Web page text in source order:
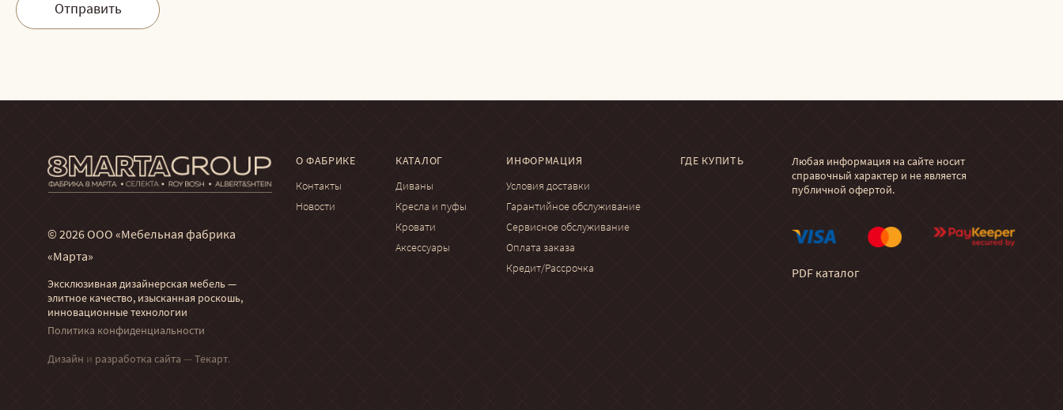
Отправить
© 2026 ООО «Мебельная фабрика
«Марта»
Эксклюзивная дизайнерская мебель —
элитное качество, изысканная роскошь,
инновационные технологии
Политика конфиденциальности
О ФАБРИКЕ
Контакты
Новости
КАТАЛОГ
Диваны
Кресла и пуфы
Кровати
Аксессуары
ИНФОРМАЦИЯ
Условия доставки
Гарантийное обслуживание
Сервисное обслуживание
Оплата заказа
Кредит/Рассрочка
ГДЕ КУПИТЬ
Любая информация на сайте носит
справочный характер и не является
публичной офертой.
PDF каталог
Дизайн и разработка сайта — Текарт.